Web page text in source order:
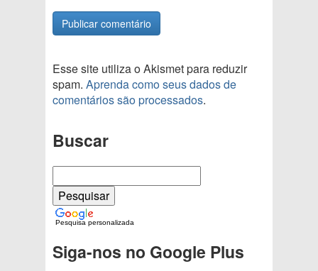
Esse site utiliza o Akismet para reduzir
spam. Aprenda como seus dados de
comentários são processados.
Buscar
Pesquisa personalizada
Siga-nos no Google Plus